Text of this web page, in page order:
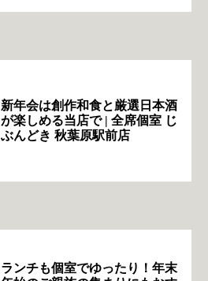
新年会は創作和食と厳選日本酒
が楽しめる当店で | 全席個室 じ
ぶんどき 秋葉原駅前店
ランチも個室でゆったり！年末